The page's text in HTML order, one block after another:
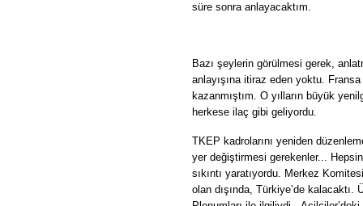
süre sonra anlayacaktım.
Bazı şeylerin görülmesi gerek,
anlayışına itiraz eden yoktu.
kazanmıştım. O yılların büyük
herkese ilaç gibi geliyordu.
TKEP kadrolarını yeniden
yer değiştirmesi gerekenler...
sıkıntı yaratıyordu. Merkez
olan dışında, Türkiye’de kalacaktı.